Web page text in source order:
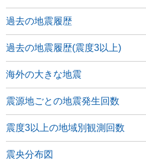
過去の地震履歴
過去の地震履歴(震度3以上)
海外の大きな地震
震源地ごとの地震発生回数
震度3以上の地域別観測回数
震央分布図